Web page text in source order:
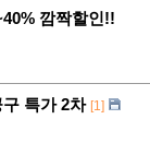
깜짝할인!!
특가 2차 [1]